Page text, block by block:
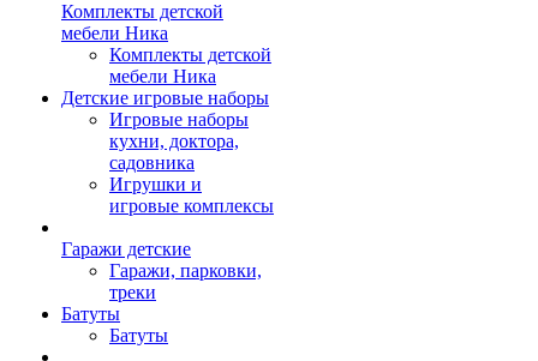
Комплекты детской
мебели Ника
Комплекты детской
мебели Ника
Детские игровые наборы
Игровые наборы
кухни, доктора,
садовника
Игрушки и
игровые комплексы
Гаражи детские
Гаражи, парковки,
треки
Батуты
Батуты